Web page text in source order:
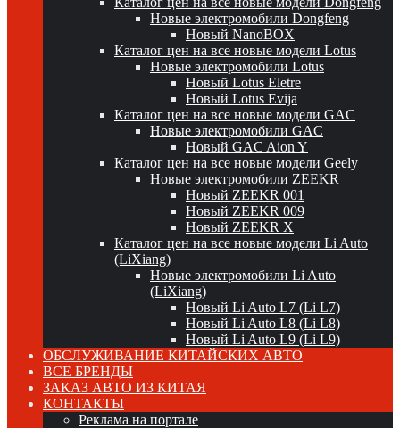
Новые электромобили Dongfeng
Новый NanoBOX
Каталог цен на все новые модели Lotus
Новые электромобили Lotus
Новый Lotus Eletre
Новый Lotus Evija
Каталог цен на все новые модели GAC
Новые электромобили GAC
Новый GAC Aion Y
Каталог цен на все новые модели Geely
Новые электромобили ZEEKR
Новый ZEEKR 001
Новый ZEEKR 009
Новый ZEEKR X
Каталог цен на все новые модели Li Auto
(LiXiang)
Новые электромобили Li Auto
(LiXiang)
Новый Li Auto L7 (Li L7)
Новый Li Auto L8 (Li L8)
Новый Li Auto L9 (Li L9)
ОБСЛУЖИВАНИЕ КИТАЙСКИХ АВТО
ВСЕ БРЕНДЫ
ЗАКАЗ АВТО ИЗ КИТАЯ
КОНТАКТЫ
Реклама на портале